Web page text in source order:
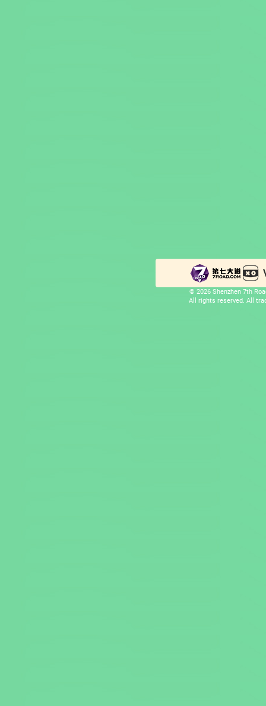
© 2026 Shenzhen 7th
All rights reserved. All